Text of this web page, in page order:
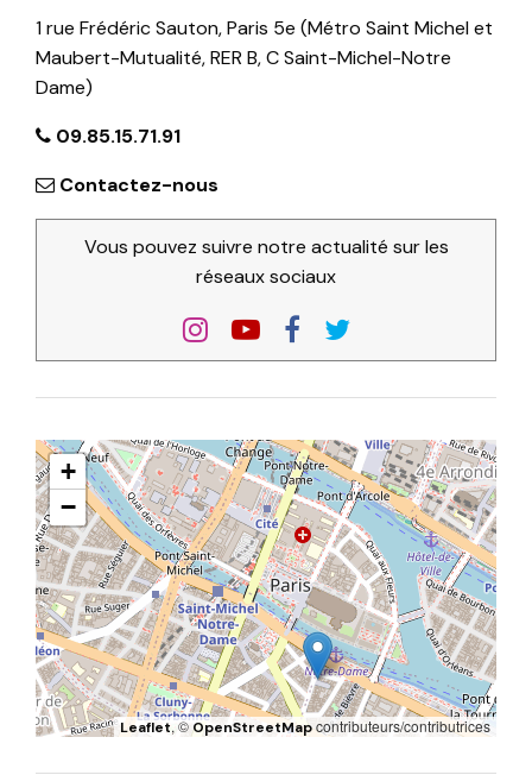
1 rue Frédéric Sauton, Paris 5e (Métro Saint Michel et
Maubert-Mutualité, RER B, C Saint-Michel-Notre
Dame)
09.85.15.71.91
Contactez-nous
Vous pouvez suivre notre actualité sur les
réseaux sociaux
+
−
Leaflet, ©OpenStreetMapcontributeurs/contributrices